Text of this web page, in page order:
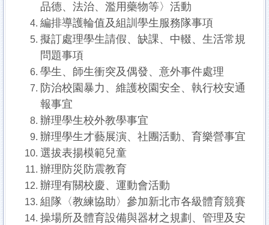
品德、法治、濫用藥物等〉活動
編排導護輪值及組訓學生服務隊事項
擬訂處理學生請假、缺課、中輟、生活常規
問題事項
學生、師生衝突及偶發、意外事件處理
防治校園暴力、維護校園安全、執行校安通
報事宜
辦理學生校外教學事宜
辦理學生才藝展演、社團活動、育樂營事宜
選拔表揚模範兒童
辦理防災防震教育
辦理有關校慶、運動會活動
組隊〈教練協助〉參加新北市各級體育競賽
操場所及體育設備與器材之規劃、管理及安